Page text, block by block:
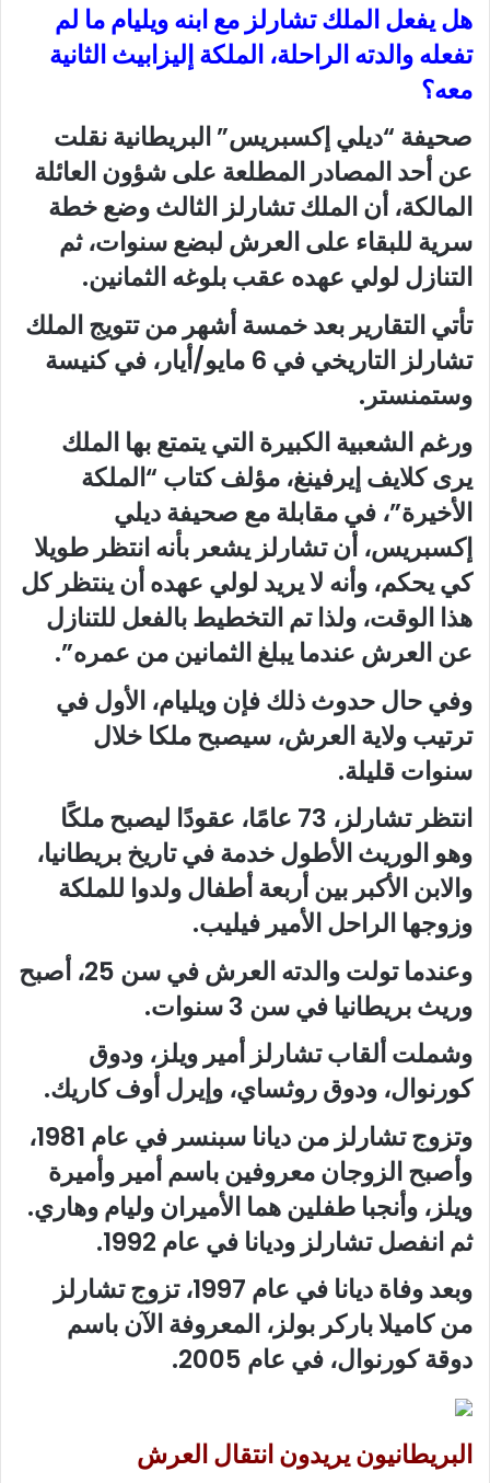
هل يفعل الملك تشارلز مع ابنه ويليام ما لم
تفعله والدته الراحلة، الملكة إليزابيث الثانية
معه؟
صحيفة “ديلي إكسبريس” البريطانية نقلت
عن أحد المصادر المطلعة على شؤون العائلة
المالكة، أن الملك تشارلز الثالث وضع خطة
سرية للبقاء على العرش لبضع سنوات، ثم
التنازل لولي عهده عقب بلوغه الثمانين.
تأتي التقارير بعد خمسة أشهر من تتويج الملك
تشارلز التاريخي في 6 مايو/أيار، في كنيسة
وستمنستر.
ورغم الشعبية الكبيرة التي يتمتع بها الملك
يرى كلايف إيرفينغ، مؤلف كتاب “الملكة
الأخيرة”، في مقابلة مع صحيفة ديلي
إكسبريس، أن تشارلز يشعر بأنه انتظر طويلا
كي يحكم، وأنه لا يريد لولي عهده أن ينتظر كل
هذا الوقت، ولذا تم التخطيط بالفعل للتنازل
عن العرش عندما يبلغ الثمانين من عمره”.
وفي حال حدوث ذلك فإن ويليام، الأول في
ترتيب ولاية العرش، سيصبح ملكا خلال
سنوات قليلة.
انتظر تشارلز، 73 عامًا، عقودًا ليصبح ملكًا
وهو الوريث الأطول خدمة في تاريخ بريطانيا،
والابن الأكبر بين أربعة أطفال ولدوا للملكة
وزوجها الراحل الأمير فيليب.
وعندما تولت والدته العرش في سن 25، أصبح
وريث بريطانيا في سن 3 سنوات.
وشملت ألقاب تشارلز أمير ويلز، ودوق
كورنوال، ودوق روثساي، وإيرل أوف كاريك.
وتزوج تشارلز من ديانا سبنسر في عام 1981،
وأصبح الزوجان معروفين باسم أمير وأميرة
ويلز، وأنجبا طفلين هما الأميران وليام وهاري.
ثم انفصل تشارلز وديانا في عام 1992.
وبعد وفاة ديانا في عام 1997، تزوج تشارلز
من كاميلا باركر بولز، المعروفة الآن باسم
دوقة كورنوال، في عام 2005.
البريطانيون يريدون انتقال العرش